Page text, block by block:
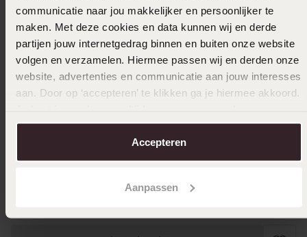
communicatie naar jou makkelijker en persoonlijker te
maken. Met deze cookies en data kunnen wij en derde
partijen jouw internetgedrag binnen en buiten onze website
volgen en verzamelen. Hiermee passen wij en derden onze
website, advertenties en communicatie aan jouw interesses
aan. Door op ‘accepteren’ te klikken ga je hiermee akkoord.
over in onscookiebeleid.
Accepteren
Aanpassen
14-06-2024 - Brigitte V.
Prachtige oorbellen, erg blij mee!
03-06-2024 - G